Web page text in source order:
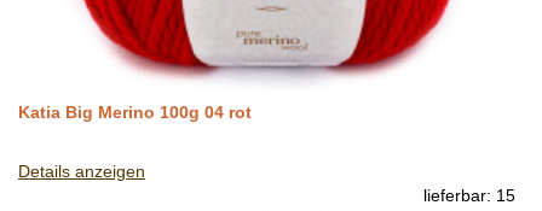
Katia Big Merino 100g 04 rot
Details anzeigen
lieferbar: 15